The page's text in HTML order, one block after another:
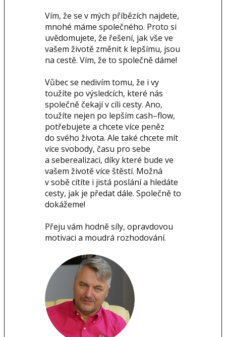
Vím, že se v mých příbězích najdete,
mnohé máme společného. Proto si
uvědomujete, že řešení, jak vše ve
vašem životě změnit k lepšímu, jsou
na cestě. Vím, že to společně dáme!
Vůbec se nedivím tomu, že i vy
toužíte po výsledcích, které nás
společně čekají v cíli cesty. Ano,
toužíte nejen po lepším cash–flow,
potřebujete a chcete více peněz
do svého života. Ale také chcete mít
více svobody, času pro sebe
a seberealizaci, díky které bude ve
vašem životě více štěstí. Možná
v sobě cítíte i jistá poslání a hledáte
cesty, jak je předat dále. Společně to
dokážeme!
Přeju vám hodně síly, opravdovou
motivaci a moudrá rozhodování.